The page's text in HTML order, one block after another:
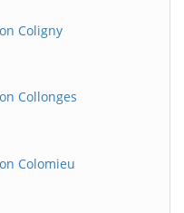
Coligny
Collonges
Colomieu